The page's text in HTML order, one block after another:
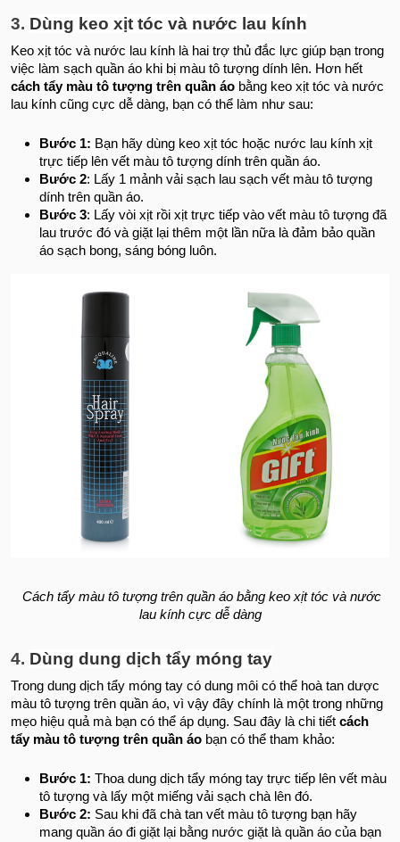
3. Dùng keo xịt tóc và nước lau kính
Keo xịt tóc và nước lau kính là hai trợ thủ đắc lực giúp bạn trong
việc làm sạch quần áo khi bị màu tô tượng dính lên. Hơn hết
cách tẩy màu tô tượng trên quần áo bằng keo xịt tóc và nước
lau kính cũng cực dễ dàng, bạn có thể làm như sau:
Bước 1: Bạn hãy dùng keo xịt tóc hoặc nước lau kính xịt
trực tiếp lên vết màu tô tượng dính trên quần áo.
Bước 2: Lấy 1 mảnh vải sạch lau sạch vết màu tô tượng
dính trên quần áo.
Bước 3: Lấy vòi xịt rồi xịt trực tiếp vào vết màu tô tượng đã
lau trước đó và giặt lại thêm một lần nữa là đảm bảo quần
áo sạch bong, sáng bóng luôn.
Cách tẩy màu tô tượng trên quần áo bằng keo xịt tóc và nước
lau kính cực dễ dàng
4. Dùng dung dịch tẩy móng tay
Trong dung dịch tẩy móng tay có dung môi có thể hoà tan dược
màu tô tượng trên quần áo, vì vậy đây chính là một trong những
mẹo hiệu quả mà bạn có thể áp dụng. Sau đây là chi tiết cách
tẩy màu tô tượng trên quần áo bạn có thể tham khảo:
Bước 1: Thoa dung dịch tẩy móng tay trực tiếp lên vết màu
tô tượng và lấy một miếng vải sạch chà lên đó.
Bước 2: Sau khi đã chà tan vết màu tô tượng bạn hãy
mang quần áo đi giặt lại bằng nước giặt là quần áo của bạn